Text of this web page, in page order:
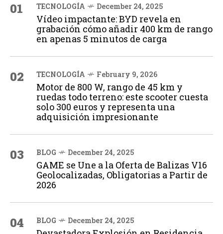
01 TECNOLOGÍA December 24, 2025
Vídeo impactante: BYD revela en
grabación cómo añadir 400 km de rango
en apenas 5 minutos de carga
02 TECNOLOGÍA February 9, 2026
Motor de 800 W, rango de 45 km y
ruedas todo terreno: este scooter cuesta
solo 300 euros y representa una
adquisición impresionante
03 BLOG December 24, 2025
GAME se Une a la Oferta de Balizas V16
Geolocalizadas, Obligatorias a Partir de
2026
04 BLOG December 24, 2025